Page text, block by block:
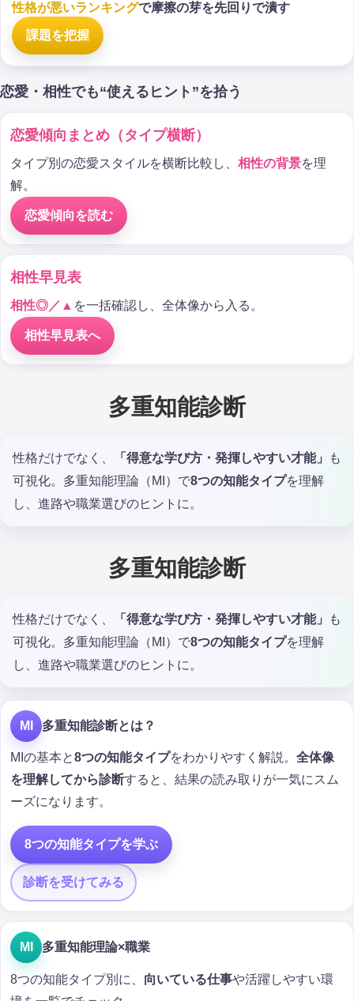
性格が悪いランキングで摩擦の芽を先回りで潰す
課題を把握
恋愛・相性でも“使えるヒント”を拾う
恋愛傾向まとめ（タイプ横断）
タイプ別の恋愛スタイルを横断比較し、 相性の背景を理
解。
恋愛傾向を読む
相性早見表
相性◎／▲ を一括確認し、全体像から入る。
相性早見表へ
多重知能診断
性格だけでなく、 「得意な学び方・発揮しやすい才能」
も
可視化。多重知能理論（MI）で8つの知能タイプを理解
し、進路や職業選びのヒントに。
多重知能診断
性格だけでなく、 「得意な学び方・発揮しやすい才能」
も
可視化。多重知能理論（MI）で8つの知能タイプを理解
し、進路や職業選びのヒントに。
MI 多重知能診断とは？
MIの基本と8つの知能タイプをわかりやすく解説。 全体像
を理解してから診断すると、結果の読み取りが一気にスム
ーズになります。
8つの知能タイプを学ぶ
診断を受けてみる
MI 多重知能理論×職業
8つの知能タイプ別に、 向いている仕事や活躍しやすい環